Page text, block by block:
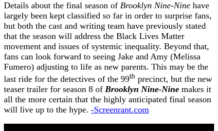
Details about the final season of Brooklyn Nine-Nine have
largely been kept classified so far in order to surprise fans,
but both the cast and writing team have previously stated
that the season will address the Black Lives Matter
movement and issues of systemic inequality. Beyond that,
fans can look forward to seeing Jake and Amy (Melissa
Fumero) adjusting to life as new parents. This may be the
last ride for the detectives of the 99th precinct, but the new
teaser trailer for season 8 of Brooklyn Nine-Nine makes it
all the more certain that the highly anticipated final season
will live up to the hype. -Screenrant.com